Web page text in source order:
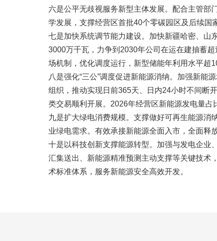
六是公平无歧视服务新型主体发展。配合主管部
学发展，支撑经营区首批40个零碳园区及后续国
七是加快系统调节能力建设。加快新疆哈密、山
3000万千瓦，力争到2030年公司在运在建抽蓄
场机制，优化调度运行，新型储能年利用水平超
八是强化“三公”调度促进新能源消纳。加强新能
组织，推动实现日前365天、日内24小时不间断
类交易顺利开展。2026年经营区新能源发电量
九是扩大绿电消费规模。支撑做好可再生能源消
业绿电需求。有效承接新能源全面入市，全面释
十是以科技创新支撑能源转型。加强与发电企业
汇集送出、新能源精准预测主动支撑等关键技术
术标准体系，服务新能源安全高效开发。